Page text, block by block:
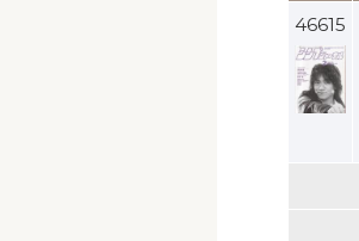
46615